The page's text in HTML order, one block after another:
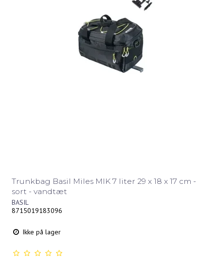
Trunkbag Basil Miles MIK 7 liter 29 x 18 x 17 cm -
sort - vandtæt
BASIL
8715019183096
Ikke på lager